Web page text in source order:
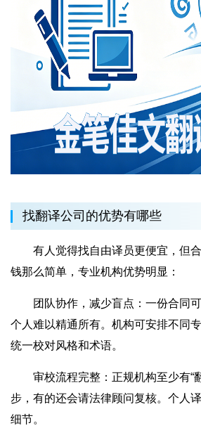
找翻译公司的优势有哪些
有人觉得找自由译员更便宜，但合
钱那么简单，专业机构优势明显：
团队协作，减少盲点：一份合同可
个人难以精通所有。机构可安排不同
统一校对风格和术语。
审校流程完整：正规机构至少有“
步，有的还会请法律顾问复核。个人
细节。